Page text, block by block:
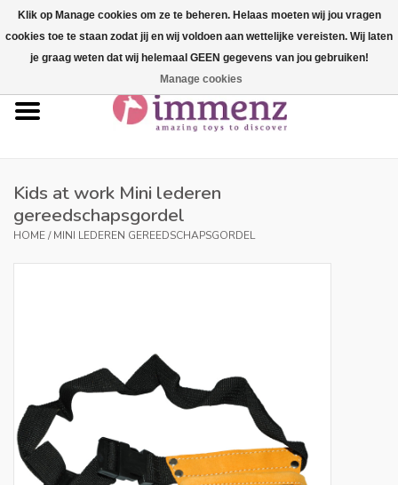
NIEUW in ons assortiment!
Onze merken
Professionals
Kids at work Mini lederen
gereedschapsgordel
HOME/MINI LEDEREN GEREEDSCHAPSGORDEL
Klik op Manage cookies om ze te beheren. Helaas moeten wij jou vragen
cookies toe te staan zodat jij en wij voldoen aan wettelijke vereisten. Wij laten
je graag weten dat wij helemaal GEEN gegevens van jou gebruiken!
Manage cookies